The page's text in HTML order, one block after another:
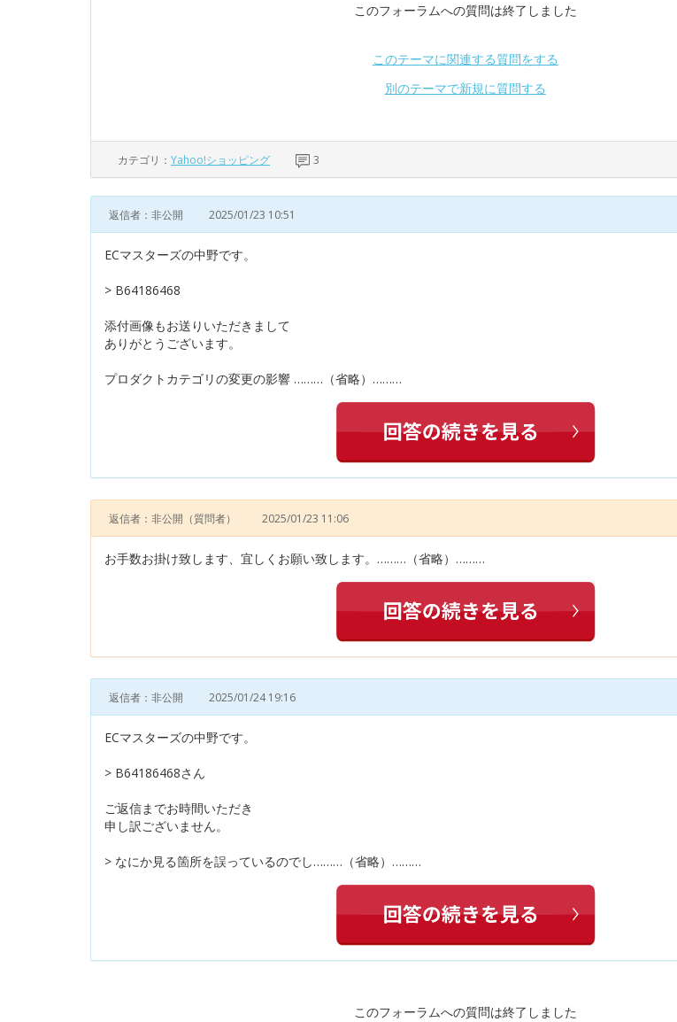
このフォーラムへの質問は終了しました
このテーマに関連する質問をする
別のテーマで新規に質問する
カテゴリ： Yahoo!ショッピング 3
返信者：非公開 2025/01/23 10:51
ECマスターズの中野です。
> B64186468
添付画像もお送りいただきまして
ありがとうございます。
プロダクトカテゴリの変更の影響 ………（省略）………
返信者：非公開 （質問者） 2025/01/23 11:06
お手数お掛け致します、宜しくお願い致します。………（省略）………
返信者：非公開 2025/01/24 19:16
ECマスターズの中野です。
> B64186468さん
ご返信までお時間いただき
申し訳ございません。
> なにか見る箇所を誤っているのでし………（省略）………
このフォーラムへの質問は終了しました